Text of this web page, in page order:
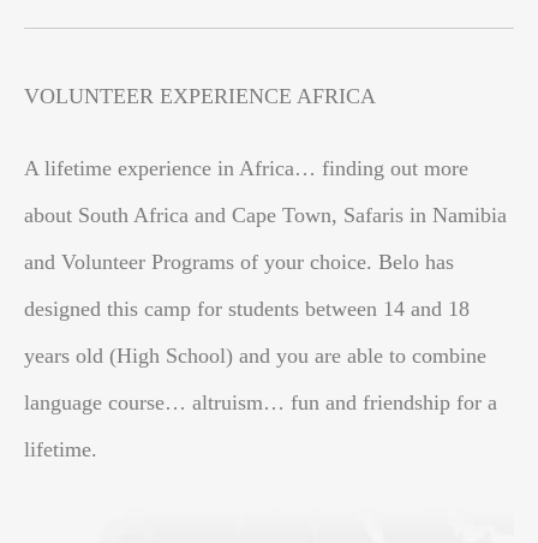
VOLUNTEER EXPERIENCE AFRICA
A lifetime experience in Africa… finding out more
about South Africa and Cape Town, Safaris in Namibia
and Volunteer Programs of your choice. Belo has
designed this camp for students between 14 and 18
years old (High School) and you are able to combine
language course… altruism… fun and friendship for a
lifetime.